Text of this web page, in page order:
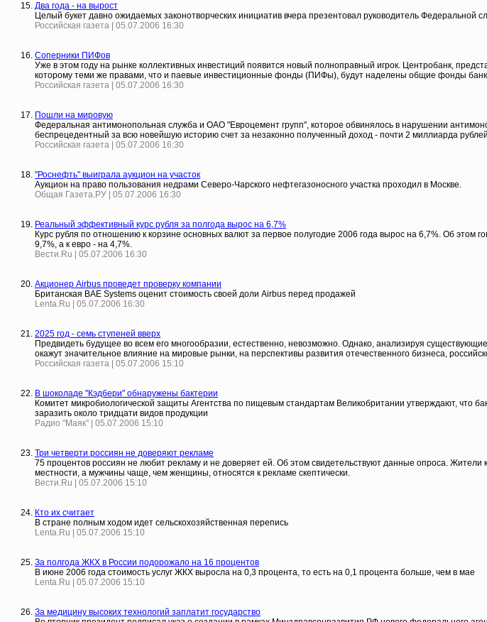
Два года - на вырост
Целый букет давно ожидаемых законотворческих инициатив вчера презентовал руководитель
Российская газета | 05.07.2006 16:30
Соперники ПИФов
Уже в этом году на рынке коллективных инвестиций появится новый полноправный игрок. Центробанк,
которому теми же правами, что и паевые инвестиционные фонды (ПИФы), будут наделены общие фонды
Российская газета | 05.07.2006 16:30
Пошли на мировую
Федеральная антимонопольная служба и ОАО "Евроцемент групп", которое обвинялось в нарушении
беспрецедентный за всю новейшую историю счет за незаконно полученный доход - почти 2 миллиарда
Российская газета | 05.07.2006 16:30
"Роснефть" выиграла аукцион на участок
Аукцион на право пользования недрами Северо-Чарского нефтегазоносного участка проходил в Москве.
Общая Газета.РУ | 05.07.2006 16:30
Реальный эффективный курс рубля за полгода вырос на 6,7%
Курс рубля по отношению к корзине основных валют за первое полугодие 2006 года вырос на 6,7%. Об этом
9,7%, а к евро - на 4,7%.
Вести.Ru | 05.07.2006 16:30
Акционер Airbus проведет проверку компании
Британская BAE Systems оценит стоимость своей доли Airbus перед продажей
Lenta.Ru | 05.07.2006 16:30
2025 год - семь ступеней вверх
Предвидеть будущее во всем его многообразии, естественно, невозможно. Однако, анализируя
окажут значительное влияние на мировые рынки, на перспективы развития отечественного бизнеса,
Российская газета | 05.07.2006 15:10
В шоколаде "Кэдбери" обнаружены бактерии
Комитет микробиологической защиты Агентства по пищевым стандартам Великобритании утверждают, что
заразить около тридцати видов продукции
Радио "Маяк" | 05.07.2006 15:10
Три четверти россиян не доверяют рекламе
75 процентов россиян не любит рекламу и не доверяет ей. Об этом свидетельствуют данные опроса.
местности, а мужчины чаще, чем женщины, относятся к рекламе скептически.
Вести.Ru | 05.07.2006 15:10
Кто их считает
В стране полным ходом идет сельскохозяйственная перепись
Lenta.Ru | 05.07.2006 15:10
За полгода ЖКХ в России подорожало на 16 процентов
В июне 2006 года стоимость услуг ЖКХ выросла на 0,3 процента, то есть на 0,1 процента больше, чем в мае
Lenta.Ru | 05.07.2006 15:10
За медицину высоких технологий заплатит государство